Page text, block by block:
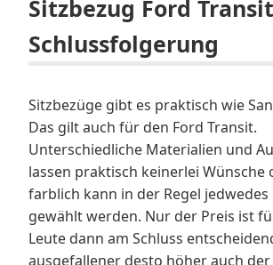
Sitzbezug Ford
Schlussfolgerung
Sitzbezüge gibt es praktisch wie
Das gilt auch für den Ford Transit.
Unterschiedliche Materialien und
lassen praktisch keinerlei Wünsche
farblich kann in der Regel
gewählt werden. Nur der Preis ist
Leute dann am Schluss
ausgefallener desto höher auch der